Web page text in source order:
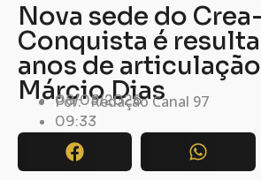
Nova sede do
Conquista é
anos de
Márcio Dias
Por: Redação Canal 97
08/03/2026
09:33